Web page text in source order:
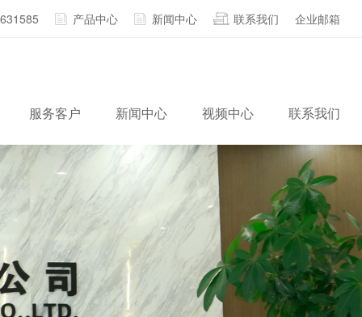
产品中心 新闻中心 联系我们 企业邮箱
服务客户 新闻中心 视频中心 联系我们